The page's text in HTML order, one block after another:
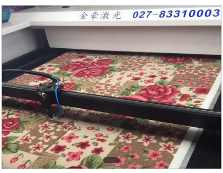
CONTACTEZ-
NOUS
NOUVELLES
PARLEZ
MAINTENANT.
COMPANY
NEWS